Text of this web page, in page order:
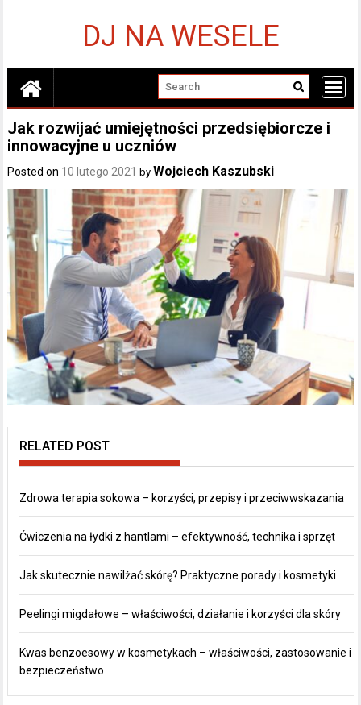
DJ NA WESELE
Jak rozwijać umiejętności przedsiębiorcze i
innowacyjne u uczniów
Posted on 10 lutego 2021 by Wojciech Kaszubski
RELATED POST
Zdrowa terapia sokowa – korzyści, przepisy i przeciwwskazania
Ćwiczenia na łydki z hantlami – efektywność, technika i sprzęt
Jak skutecznie nawilżać skórę? Praktyczne porady i kosmetyki
Peelingi migdałowe – właściwości, działanie i korzyści dla skóry
Kwas benzoesowy w kosmetykach – właściwości, zastosowanie i
bezpieczeństwo